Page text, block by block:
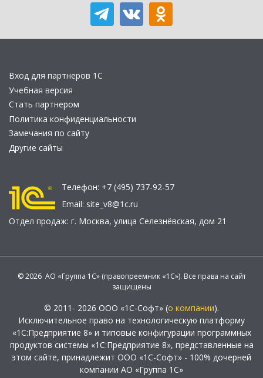
Вход для партнеров 1С
Учебная версия
Стать партнером
Политика конфиденциальности
Замечания по сайту
Другие сайты
Телефон: +7 (495) 737-92-57
Email: site_v8@1c.ru
Отдел продаж: г. Москва, улица Селезнёвская, дом 21
© 2026 АО «Группа 1С» (правопреемник «1С»). Все права на сайт
защищены
© 2011- 2026 ООО «1С-Софт» (о компании).
Исключительное право на технологическую платформу
«1С:Предприятие 8» и типовые конфигурации программных
продуктов системы «1С:Предприятие 8», представленные на
этом сайте, принадлежит ООО «1С-Софт» - 100% дочерней
компании АО «Группа 1С»